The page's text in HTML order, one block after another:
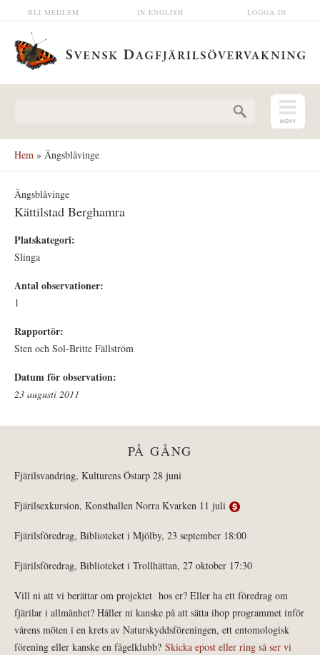
Hoppa till huvudinnehåll LOGGA IN
IN ENGLISH
BLI MEDLEM
Hem » Ängsblåvinge
Ängsblåvinge
Kättilstad Berghamra
Platskategori:
Slinga
Antal observationer:
1
Rapportör:
Sten och Sol-Britte Fällström
Datum för observation:
23 augusti 2011
PÅ GÅNG
Fjärilsvandring, Kulturens Östarp 28 juni
Fjärilsexkursion, Konsthallen Norra Kvarken 11 juli
Fjärilsföredrag, Biblioteket i Mjölby, 23 september 18:00
Fjärilsföredrag, Biblioteket i Trollhättan, 27 oktober 17:30
Vill ni att vi berättar om projektet hos er? Eller ha ett föredrag om
fjärilar i allmänhet? Håller ni kanske på att sätta ihop programmet inför
vårens möten i en krets av Naturskyddsföreningen, ett entomologisk
förening eller kanske en fågelklubb? Skicka epost eller ring så ser vi